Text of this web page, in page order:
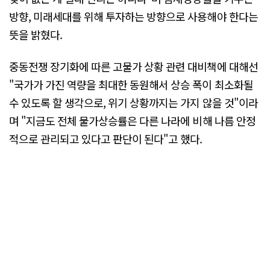
방향, 미래세대를 위해 투자하는 방향으로 사용해야 한다는
뜻을 밝혔다.
중동전쟁 장기화에 따른 고물가 상황 관련 대비책에 대해선
"국가가 가진 역량을 최대한 동원해서 상승 폭이 최소화될
수 있도록 할 생각으로, 위기 상황까지는 가지 않을 것"이라
며 "지금도 전체 물가상승률은 다른 나라에 비해 나름 안정
적으로 관리되고 있다고 판단이 된다"고 했다.